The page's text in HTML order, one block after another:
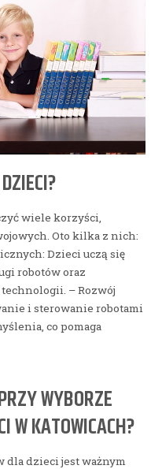
wiele korzyści,
Oto kilka z nich:
Dzieci uczą się
robotów oraz
– Rozwój
i sterowanie robotami
co pomaga
WYBORZE
W KATOWICACH?
dzieci jest ważnym